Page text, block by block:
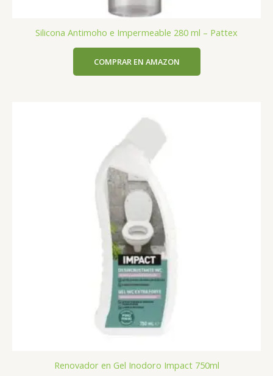
Silicona Antimoho e Impermeable 280 ml – Pattex
COMPRAR EN AMAZON
Renovador en Gel Inodoro Impact 750ml